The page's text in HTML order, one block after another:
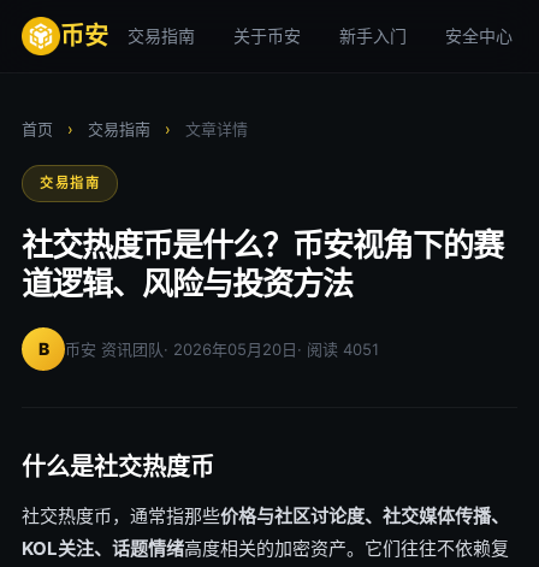
币安 交易指南 关于币安 新手入门 安全中心
首页 › 交易指南 › 文章详情
交易指南
社交热度币是什么？币安视角下的赛
道逻辑、风险与投资方法
B 币安 资讯团队· 2026年05月20日· 阅读 4051
什么是社交热度币
社交热度币，通常指那些价格与社区讨论度、社交媒体传播、
KOL关注、话题情绪高度相关的加密资产。它们往往不依赖复